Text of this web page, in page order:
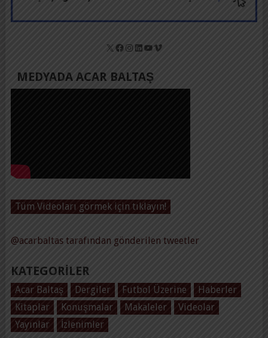
X Facebook
Instagram
LinkedIn
YouTube
Vimeo
MEDYADA ACAR BALTAŞ
Tüm Videoları görmek için tıklayın!
@acarbaltas tarafından gönderilen tweetler
KATEGORILER
Acar Baltaş Dergiler Futbol Üzerine
Haberler
Kitaplar
Konuşmalar Makaleler
Videolar
Yayınlar
İzlenimler